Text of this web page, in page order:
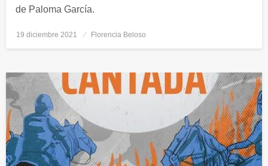
de Paloma García.
Publicado
19 diciembre 2021 Florencia Beloso